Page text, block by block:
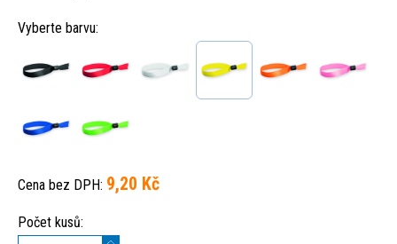
Vyberte barvu:
Cena bez DPH: 9,20 Kč
Počet kusů: